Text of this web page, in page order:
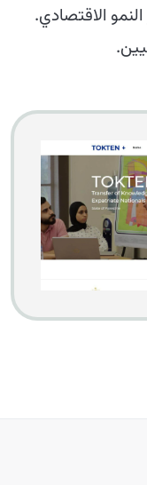
الاقتصادي.